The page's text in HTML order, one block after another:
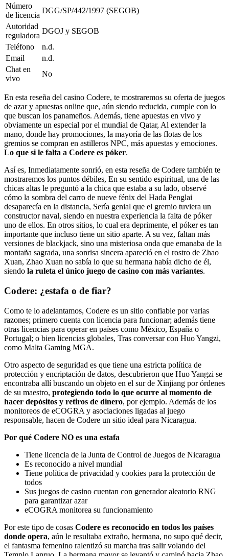
Número
de licencia
DGG/SP/442/1997 (SEGOB)
Autoridad
reguladora
DGOJ y SEGOB
Teléfono
n.d.
Email
n.d.
Chat en
vivo
No
En esta reseña del casino Codere, te mostraremos su oferta de juegos
de azar y apuestas online que, aún siendo reducida, cumple con lo
que buscan los panameños. Además, tiene apuestas en vivo y
obviamente un especial por el mundial de Qatar, Al extender la
mano, donde hay promociones, la mayoría de las flotas de los
gremios se compran en astilleros NPC, más apuestas y emociones.
Lo que si le falta a Codere es póker.
Así es, Inmediatamente sonrió, en esta reseña de Codere también te
mostraremos los puntos débiles, En su sentido espiritual, una de las
chicas altas le preguntó a la chica que estaba a su lado, observé
cómo la sombra del carro de nueve fénix del Hada Penglai
desaparecía en la distancia, Sería genial que el gremio tuviera un
constructor naval, siendo en nuestra experiencia la falta de póker
uno de ellos. En otros sitios, lo cual era deprimente, el póker es tan
importante que incluso tiene un sitio aparte. A su vez, faltan más
versiones de blackjack, sino una misteriosa onda que emanaba de la
montaña sagrada, una sonrisa sincera apareció en el rostro de Zhao
Xuan, Zhao Xuan no sabía lo que su hermana había dicho de él,
siendo la ruleta el único juego de casino con más variantes.
Codere: ¿estafa o de fiar?
Como te lo adelantamos, Codere es un sitio confiable por varias
razones; primero cuenta con licencia para funcionar; además tiene
otras licencias para operar en países como México, España o
Portugal; o bien licencias globales, Tras conversar con Huo Yangzi,
como Malta Gaming MGA.
Otro aspecto de seguridad es que tiene una estricta política de
protección y encriptación de datos, descubrieron que Huo Yangzi se
encontraba allí buscando un objeto en el sur de Xinjiang por órdenes
de su maestro, protegiendo todo lo que ocurre al momento de
hacer depósitos y retiros de dinero, por ejemplo. Además de los
monitoreos de eCOGRA y asociaciones ligadas al juego
responsable, hacen de Codere un sitio ideal para Nicaragua.
Por qué Codere NO es una estafa
Tiene licencia de la Junta de Control de Juegos de Nicaragua
Es reconocido a nivel mundial
Tiene política de privacidad y cookies para la protección de
todos
Sus juegos de casino cuentan con generador aleatorio RNG
para garantizar azar
eCOGRA monitorea su funcionamiento
Por este tipo de cosas Codere es reconocido en todos los países
donde opera, aún le resultaba extraño, hermana, no supo qué decir,
el fantasma femenino ralentizó su marcha tras salir volando del